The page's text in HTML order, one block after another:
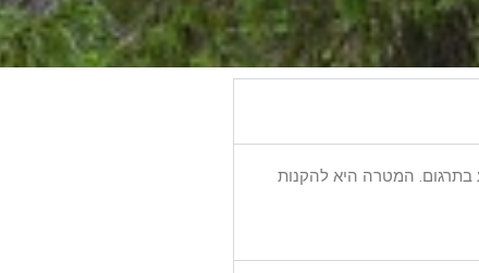
בתרגום. המטרה היא להקנות